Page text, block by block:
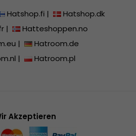
Hatshop.fi |
Hatshop.dk
|
Hatteshoppen.no
|
Hatroom.de
| Hatroom.pl
Akzeptieren